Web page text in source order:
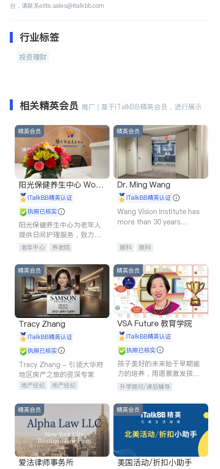
台，请联系elite.sales@italkbb.com
行业标签
投资理财
相关精英会员 推广 | 基于iTalkBB精英会员，进行展示
精英会员
阳光保健养生中心 World
shine
iTalkBB精英认证
执照已核实
阳光保健养生中心为老年人
提供日间护理服务，致力于
通过持续的护理创新来有效
老年中心 养老院
精英会员
Dr. Ming Wang
iTalkBB精英认证
Wang Vision Institute has
more than 30 years
眼科 眼科
精英会员
Tracy Zhang
iTalkBB精英认证
执照已核实
Tracy Zhang - 引领大华府
地区房产之旅的资深专家
地产经纪
地产经纪
商铺租售
精英会员
VSA Future 教育学院
iTalkBB精英认证
执照已核实
孩子美好的未来始于早期能
力的培养，用愿景激发孩子
的学习潜力和动力。理念：
拥有成长型心态是成功的基
石。
升学顾问/课后辅导
精英会员
爱法律师事务所
精英会员
美国活动/折扣小助手